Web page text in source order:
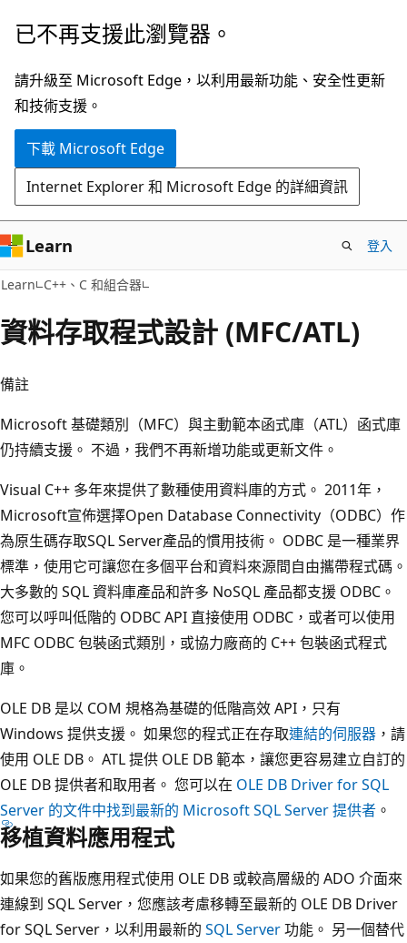
跳
主
要
內
已不再支援此瀏覽器。
請升級至 Microsoft Edge，以利用最新功能、安全性更新
和技術支援。
下載 Microsoft Edge
Internet Explorer 和 Microsoft Edge 的詳細資訊
Learn 登入
Learn C++、C 和組合器
資料存取程式設計 (MFC/ATL)
備註
Microsoft 基礎類別（MFC）與主動範本函式庫（ATL）函式庫
仍持續支援。 不過，我們不再新增功能或更新文件。
Visual C++ 多年來提供了數種使用資料庫的方式。 2011年，
Microsoft宣佈選擇Open Database Connectivity（ODBC）作
為原生碼存取SQL Server產品的慣用技術。 ODBC 是一種業界
標準，使用它可讓您在多個平台和資料來源間自由攜帶程式碼。
大多數的 SQL 資料庫產品和許多 NoSQL 產品都支援 ODBC。
您可以呼叫低階的 ODBC API 直接使用 ODBC，或者可以使用
MFC ODBC 包裝函式類別，或協力廠商的 C++ 包裝函式程式
庫。
OLE DB 是以 COM 規格為基礎的低階高效 API，只有
Windows 提供支援。 如果您的程式正在存取連結的伺服器 ，請
使用 OLE DB。 ATL 提供 OLE DB 範本，讓您更容易建立自訂的
OLE DB 提供者和取用者。 您可以在 OLE DB Driver for SQL
Server 的文件中找到最新的 Microsoft SQL Server 提供者 。
移植資料應用程式
如果您的舊版應用程式使用 OLE DB 或較高層級的 ADO 介面來
連線到 SQL Server，您應該考慮移轉至最新的 OLE DB Driver
for SQL Server，以利用最新的 SQL Server功能。 另一個替代